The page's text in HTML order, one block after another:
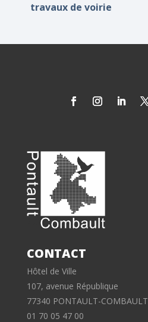
travaux de voirie
CONTACT
Hôtel de Ville
107, avenue République
77340 PONTAULT-COMBAULT
01 70 05 47 00